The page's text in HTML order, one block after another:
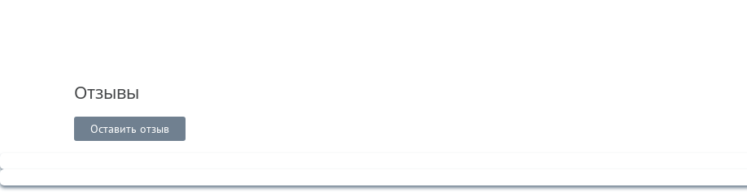
Отзывы
Оставить отзыв